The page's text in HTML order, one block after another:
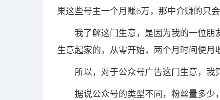
果这些号主一个月赚6万，那中介赚的只会
我了解这门生意，是因为我的一位朋
生意起家的，从零开始，两个月时间便月
所以，对于公众号广告这门生意，我
据说公众号的类型不同，粉丝量多少